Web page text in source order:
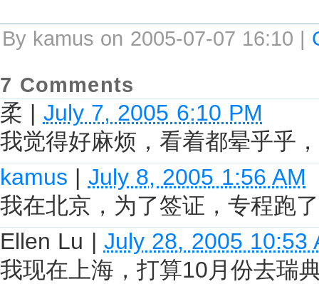
By kamus on 2005-07-07 16:10 |
7 Comments
柔 | July 7, 2005 6:10 PM
我觉得好麻烦，看着都晕乎乎
kamus | July 8, 2005 1:56 AM
我在北京，为了签证，专程跑
Ellen Lu | July 28, 2005 10:53
我现在上海，打算10月份去瑞